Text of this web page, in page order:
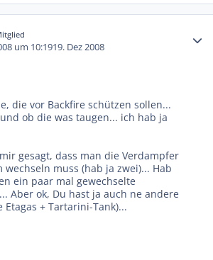
um 10:1919. Dez 2008
die vor Backfire schützen sollen...
ob die was taugen... ich hab ja
gesagt, dass man die Verdampfer
wechseln muss (hab ja zwei)... Hab
ein paar mal gewechselte
Aber ok, Du hast ja auch ne andere
+ Tartarini-Tank)...